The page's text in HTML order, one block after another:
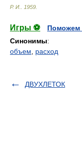
Р. И.
1959
Игры ⚽
Поможем
Синонимы:
объем
расход
ДВУХЛЕТОК